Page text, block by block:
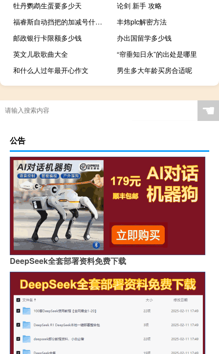
牡丹鹦鹉生蛋要多少天
论剑 新手 攻略
福睿斯自动挡把的加减号什么意思
丰炜plc解密方法
邮政银行卡限额多少钱
办出国留学多少钱
英文儿歌歌曲大全
“帘垂知日永”的出处是哪里
和什么人过年最开心作文
男生多大年龄买房合适呢
☚
公告
DeepSeek全套部署资料免费下载